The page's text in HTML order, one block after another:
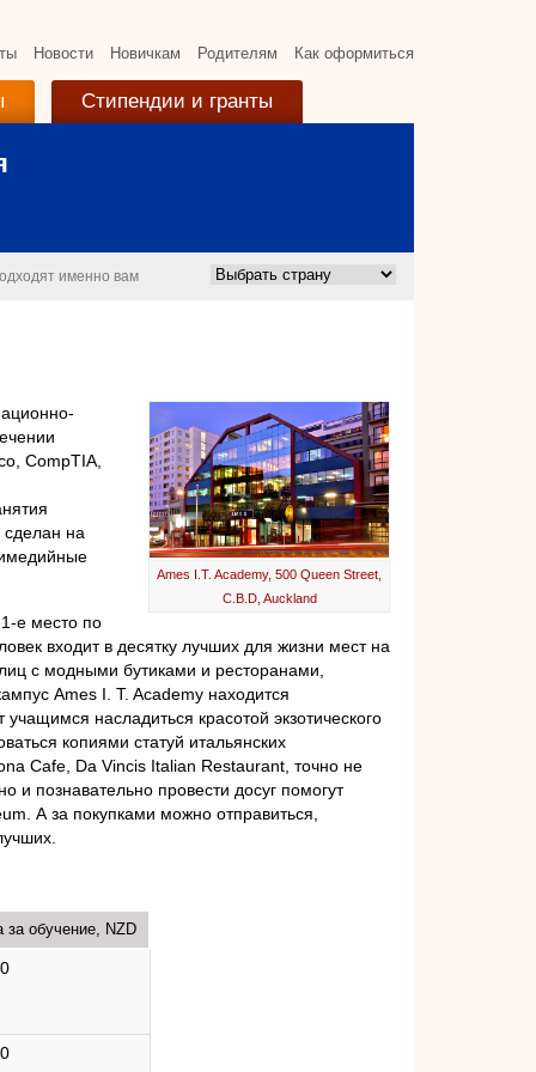
Новости Новичкам Родителям Как оформиться
Стипендии и гранты
именно вам
Ames I.T. Academy, 500 Queen Street,
C.B.D, Auckland
CompTIA,
cделан на
е место по
входит в десятку лучших для жизни мест на
с модными бутиками и ресторанами,
Ames I. T. Academy находится
насладиться красотой экзотического
копиями статуй итальянских
Cafe, Da Vincis Italian Restaurant, точно не
и познавательно провести досуг помогут
А за покупками можно отправиться,
за обучение, NZD